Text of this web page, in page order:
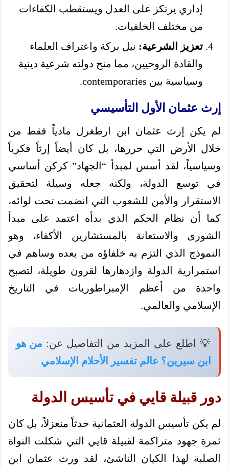
إداري يرتكز على العدل ويستقطب الكفاءات
من مختلف الخلفيات.
تعزيز الشرعية: نيل بركة واعتراف العلماء
والقادة الروحيين، مما منح دولته شرعية دينية
وسياسية بين contemporaries.
إرث عثمان الأول التأسيسي
لم يكن إرث عثمان ابن ارطغرل مادياً فقط من
خلال الأرض التي حررها، بل كان أيضاً إرثاً فكرياً
وسياسياً، لقد أسس لمبدأ “الجهاد” كركن أساسي
في توسع الدولة، ولكنه جعله وسيلة لتحقيق
الاستقرار والأمن للشعوب التي انضمت تحت لوائه،
كما أن نظام الحكم الذي بدأه اعتمد على مبدأ
الشورى والاستعانة بالمستشارين الأكفاء، وهو
النموذج الذي التزم به خلفاؤه من بعده وساهم في
استمرارية الدولة وازدهارها لقرون طويلة، لتصبح
واحدة من أعظم الإمبراطوريات في التاريخ
الإسلامي والعالمي.
💡 اطلع على المزيد من التفاصيل عن: من هو
ابن سيرين؟ عالم تفسير الأحلام الإسلامي
دور قبيلة قايي في تأسيس الدولة
لم يكن تأسيس الدولة العثمانية حدثاً منعزلاً، بل كان
ثمرة جهود متراكمة لقبيلة قايي التي شكلت النواة
الصلبة لهذا الكيان الناشئ، لقد ورث عثمان ابن